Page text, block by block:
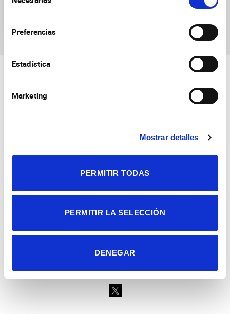
Preferencias
Estadística
Marketing
Mostrar detalles
PERMITIR TODAS
PERMITIR LA SELECCIÓN
DENEGAR
Consejo Superior de Investigaciones Científicas
Campus de San Juan | Sant Joan d’Alacant
Contacto
Fax + 34 965 91 95 61